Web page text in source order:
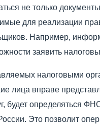
не только
для реализации
Например,
заявить
налоговыми
лица вправе
будет определяться
Это позволит